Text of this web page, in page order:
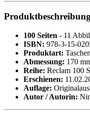
Produktbeschreibung
100 Seiten - 11
ISBN: 978-3-15-
Produktart:
Abmessung: 170
Reihe: Reclam 100
Erschienen:
Auflage:
Autor / Autorin: